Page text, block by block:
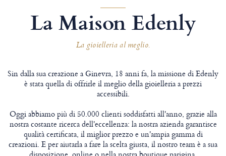
La Maison Edenly
La gioielleria al meglio.
Sin dalla sua creazione a Ginevra, 18 anni fa, la missione di Edenly
è stata quella di offrirle il meglio della gioielleria a prezzi
accessibili.
Oggi abbiamo più di 50.000 clienti soddisfatti all'anno, grazie alla
nostra costante ricerca dell'eccellenza: la nostra azienda garantisce
qualità certificata, il miglior prezzo e un'ampia gamma di
creazioni. E per aiutarla a fare la scelta giusta, il nostro team è a sua